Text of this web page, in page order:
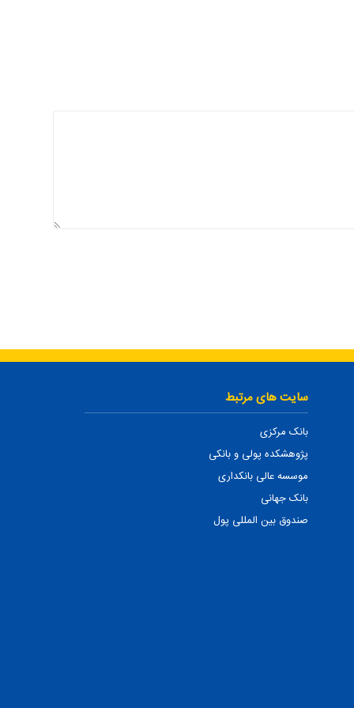
سایت های مرتبط
بانک مرکزی
پژوهشکده پولی و بانکی
موسسه عالی بانکداری
بانک جهانی
صندوق بین المللی پول